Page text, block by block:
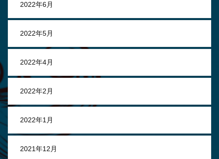
2022年6月
2022年5月
2022年4月
2022年2月
2022年1月
2021年12月